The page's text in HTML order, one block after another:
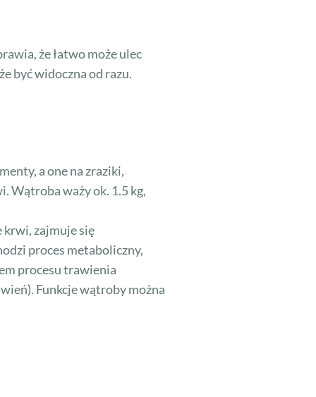
że łatwo może ulec
być widoczna od razu.
a one na zraziki,
Wątroba waży ok. 1.5 kg,
krwi, zajmuje się
proces metaboliczny,
procesu trawienia
Funkcje wątroby można